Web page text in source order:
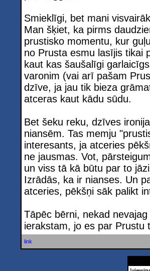
Smieklīgi, bet mani
Man šķiet, ka pirms
prustisko momentu, kur
no Prusta esmu lasījis tikai
kaut kas šaušalīgi
varonim (vai arī pašam
dzīve, ja jau tik bieza
atceras kaut kādu sūdu.
Bet šeku reku, dzīves
niansēm. Tas memju
interesants, ja atceries
ne jausmas. Vot,
un viss tā kā būtu par to
Izrādās, ka ir nianses. Un
atceries, pēkšņi sāk palikt
Tāpēc bērni, nekad
ierakstam, jo es par Prustu
link